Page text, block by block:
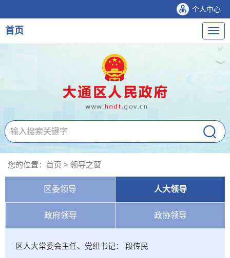
个人中心
导
航
首页
您的位置： 首页 > 领导之窗
区委领导 人大领导
政府领导 政协领导
区人大常委会主任、党组书记： 段传民